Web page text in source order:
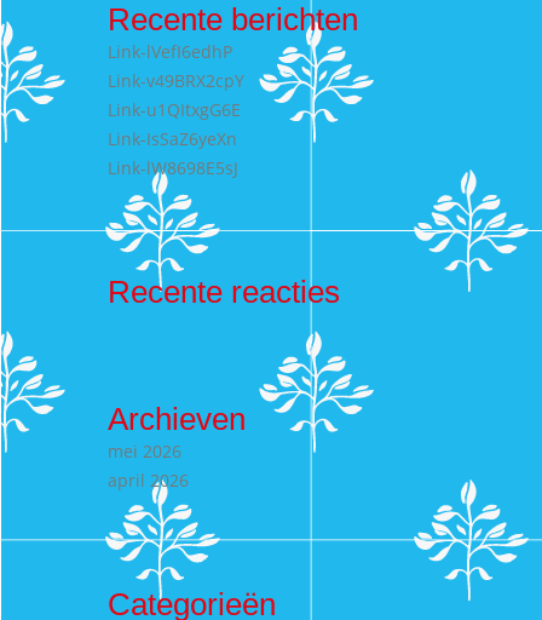
Recente berichten
Link-lVefI6edhP
Link-v49BRX2cpY
Link-u1QItxgG6E
Link-IsSaZ6yeXn
Link-lW8698E5sJ
Recente reacties
Archieven
mei 2026
april 2026
Categorieën